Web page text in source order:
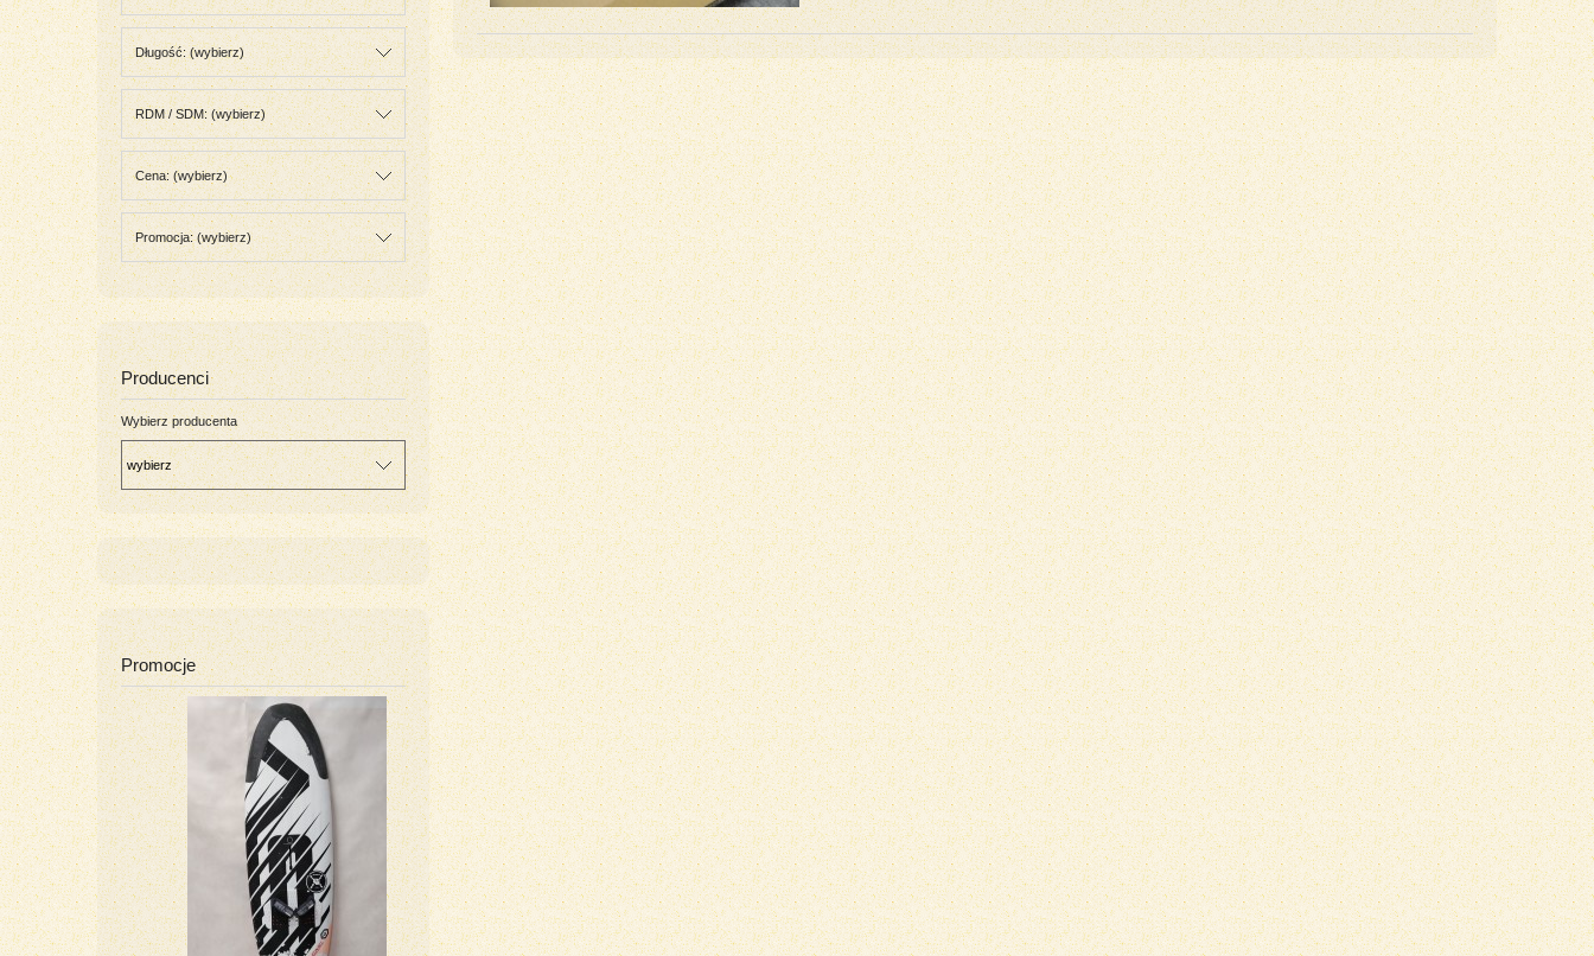
Długość: (wybierz)
RDM / SDM: (wybierz)
Cena: (wybierz)
Promocja: (wybierz)
Producenci
Wybierz producenta
Promocje